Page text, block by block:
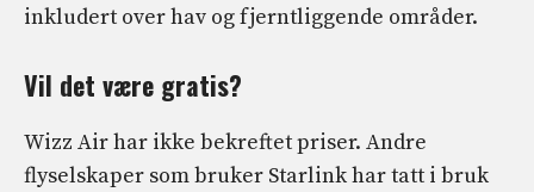
inkludert over hav og fjerntliggende områder.
Vil det være gratis?
Wizz Air har ikke bekreftet priser. Andre
flyselskaper som bruker Starlink har tatt i bruk